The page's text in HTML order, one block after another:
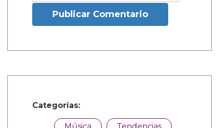
Publicar Comentario
Categorías:
Música Tendencias